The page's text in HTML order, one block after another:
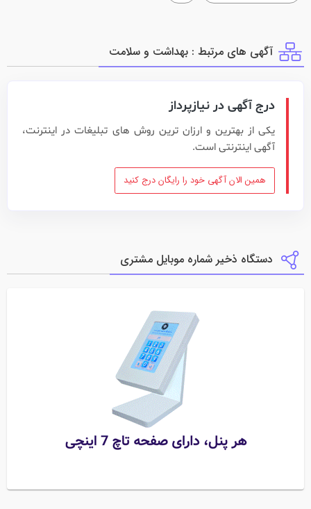
آگهی های مرتبط : بهداشت و سلامت
درج آگهی در نیازپرداز
یکی از بهترین و ارزان ترین روش های تبلیغات در اینترنت،
آگهی اینترنتی است.
همین الان آگهی خود را رایگان درج کنید
دستگاه ذخیر شماره موبایل مشتری